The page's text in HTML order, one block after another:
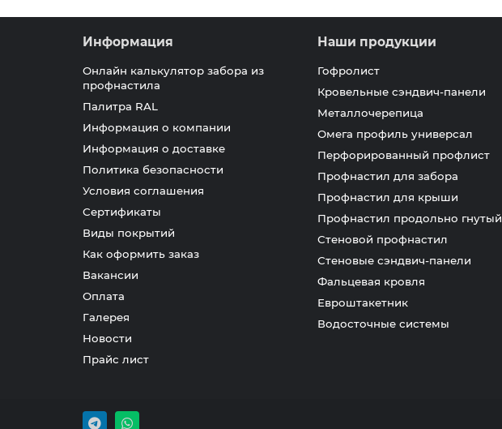
Информация
Онлайн калькулятор забора из
профнастила
Палитра RAL
Информация о компании
Информация о доставке
Политика безопасности
Условия соглашения
Сертификаты
Виды покрытий
Как оформить заказ
Вакансии
Оплата
Галерея
Новости
Прайс лист
Наши продукции
Гофролист
Кровельные сэндвич-панели
Металлочерепица
Омега профиль универсал
Перфорированный профлист
Профнастил для забора
Профнастил для крыши
Профнастил продольно гнутый
Стеновой профнастил
Стеновые сэндвич-панели
Фальцевая кровля
Евроштакетник
Водосточные системы